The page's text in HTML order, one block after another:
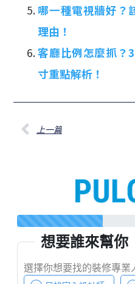
哪一種電視牆好？
理由！
客廳比例怎麼抓？
寸重點解析！
上一篇